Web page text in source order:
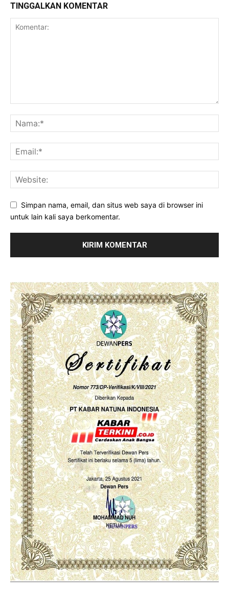
TINGGALKAN KOMENTAR
Simpan nama, email, dan situs web saya di browser ini
untuk lain kali saya berkomentar.